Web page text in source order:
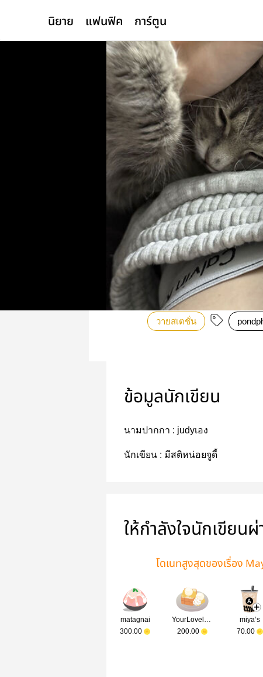
นิยาย แฟนฟิค การ์ตูน
วายสเตชั่น
ข้อมูลนักเขียน
นามปากกา : judyเอง
นักเขียน : มีสติหน่อยจูดี้
ให้กำลังใจนักเขียนผ่
โดเนทสูงสุดของเรื่อง
matagnai
300.00
YourLovelySis
200.00
miya’s
70.00